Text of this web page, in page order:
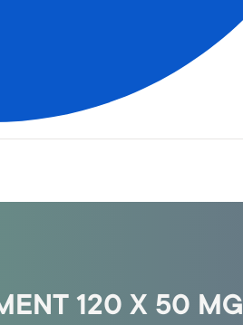
120 X 50 MG